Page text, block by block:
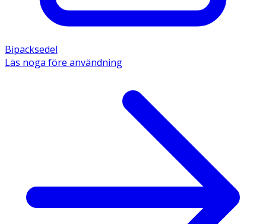
Bipacksedel
Läs noga före användning